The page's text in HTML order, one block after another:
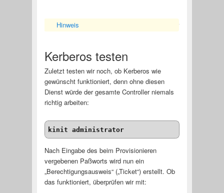
Anzeigen
Hinweis
Kerberos testen
Zuletzt testen wir noch, ob Kerberos wie
gewünscht funktioniert, denn ohne diesen
Dienst würde der gesamte Controller niemals
richtig arbeiten:
kinit administrator
Nach Eingabe des beim Provisionieren
vergebenen Paßworts wird nun ein
„Berechtigungsausweis“ („Ticket“) erstellt. Ob
das funktioniert, überprüfen wir mit: